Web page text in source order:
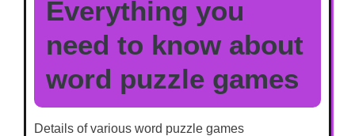
Everything you
need to know about
word puzzle games
Details of various word puzzle games